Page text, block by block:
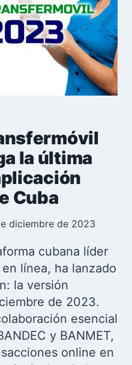
la última
Cuba
diciembre de 2023
cubana líder
línea, ha lanzado
la versión
de 2023.
esencial
y BANMET,
online en